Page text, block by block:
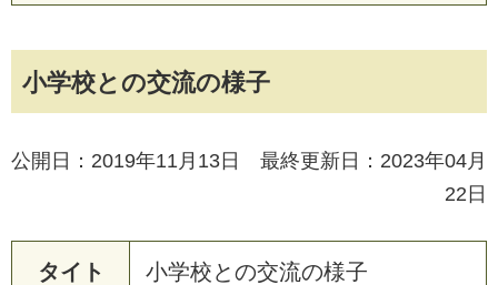
小学校との交流の様子
公開日：2019年11月13日 最終更新日：2023年04月
22日
タイト
小学校との交流の様子